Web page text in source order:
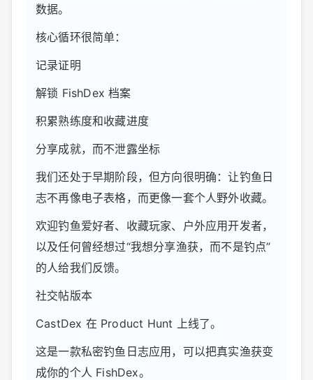
数据。
核心循环很简单：
记录证明
解锁 FishDex 档案
积累熟练度和收藏进度
分享成就，而不泄露坐标
我们还处于早期阶段，但方向很明确：让钓鱼日
志不再像电子表格，而更像一套个人野外收藏。
欢迎钓鱼爱好者、收藏玩家、户外应用开发者，
以及任何曾经想过“我想分享渔获，而不是钓点”
的人给我们反馈。
社交帖版本
CastDex 在 Product Hunt 上线了。
这是一款私密钓鱼日志应用，可以把真实渔获变
成你的个人 FishDex。